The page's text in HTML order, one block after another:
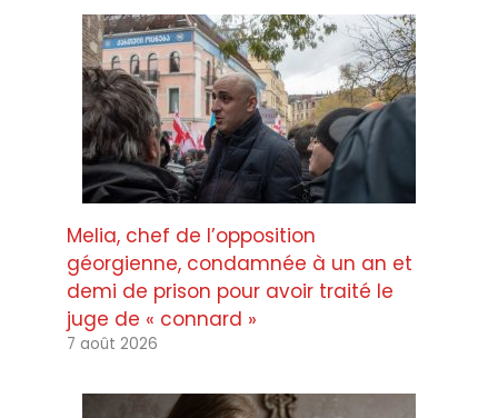
Melia, chef de l’opposition
géorgienne, condamnée à un an et
demi de prison pour avoir traité le
juge de « connard »
7 août 2026